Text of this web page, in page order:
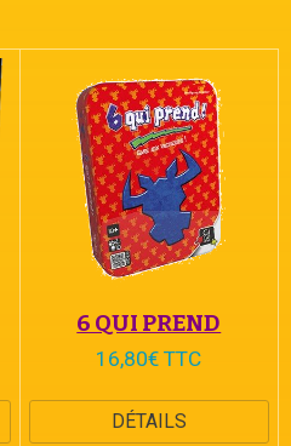
6 QUI PREND
16,80€ TTC
DÉTAILS